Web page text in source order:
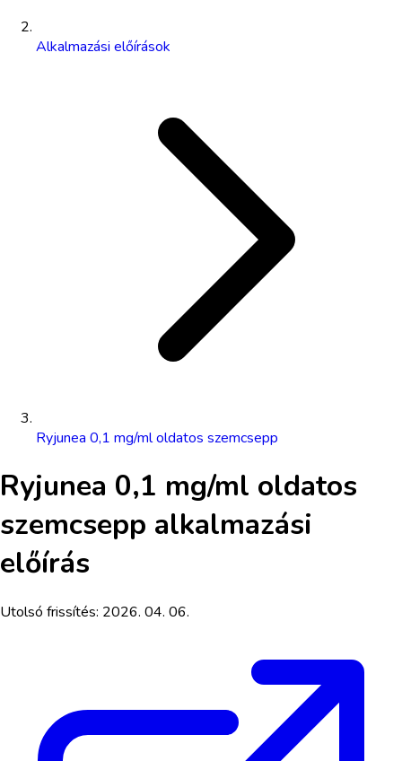
Alkalmazási előírások
Ryjunea 0,1 mg/ml oldatos szemcsepp
Ryjunea 0,1 mg/ml oldatos
szemcsepp alkalmazási
előírás
Utolsó frissítés: 2026. 04. 06.